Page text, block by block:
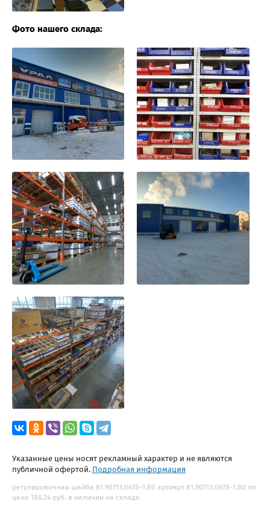
Фото нашего склада:
Указанные цены носят рекламный характер и не являются
публичной офертой. Подробная информация
регулировочная шайба 81.90713.0678-1.80 артикул 81.90713.0678-1.80 по
цене 186.24 руб. в наличии на складе.